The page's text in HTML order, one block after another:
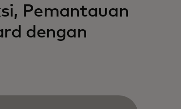
Pemantauan
dengan